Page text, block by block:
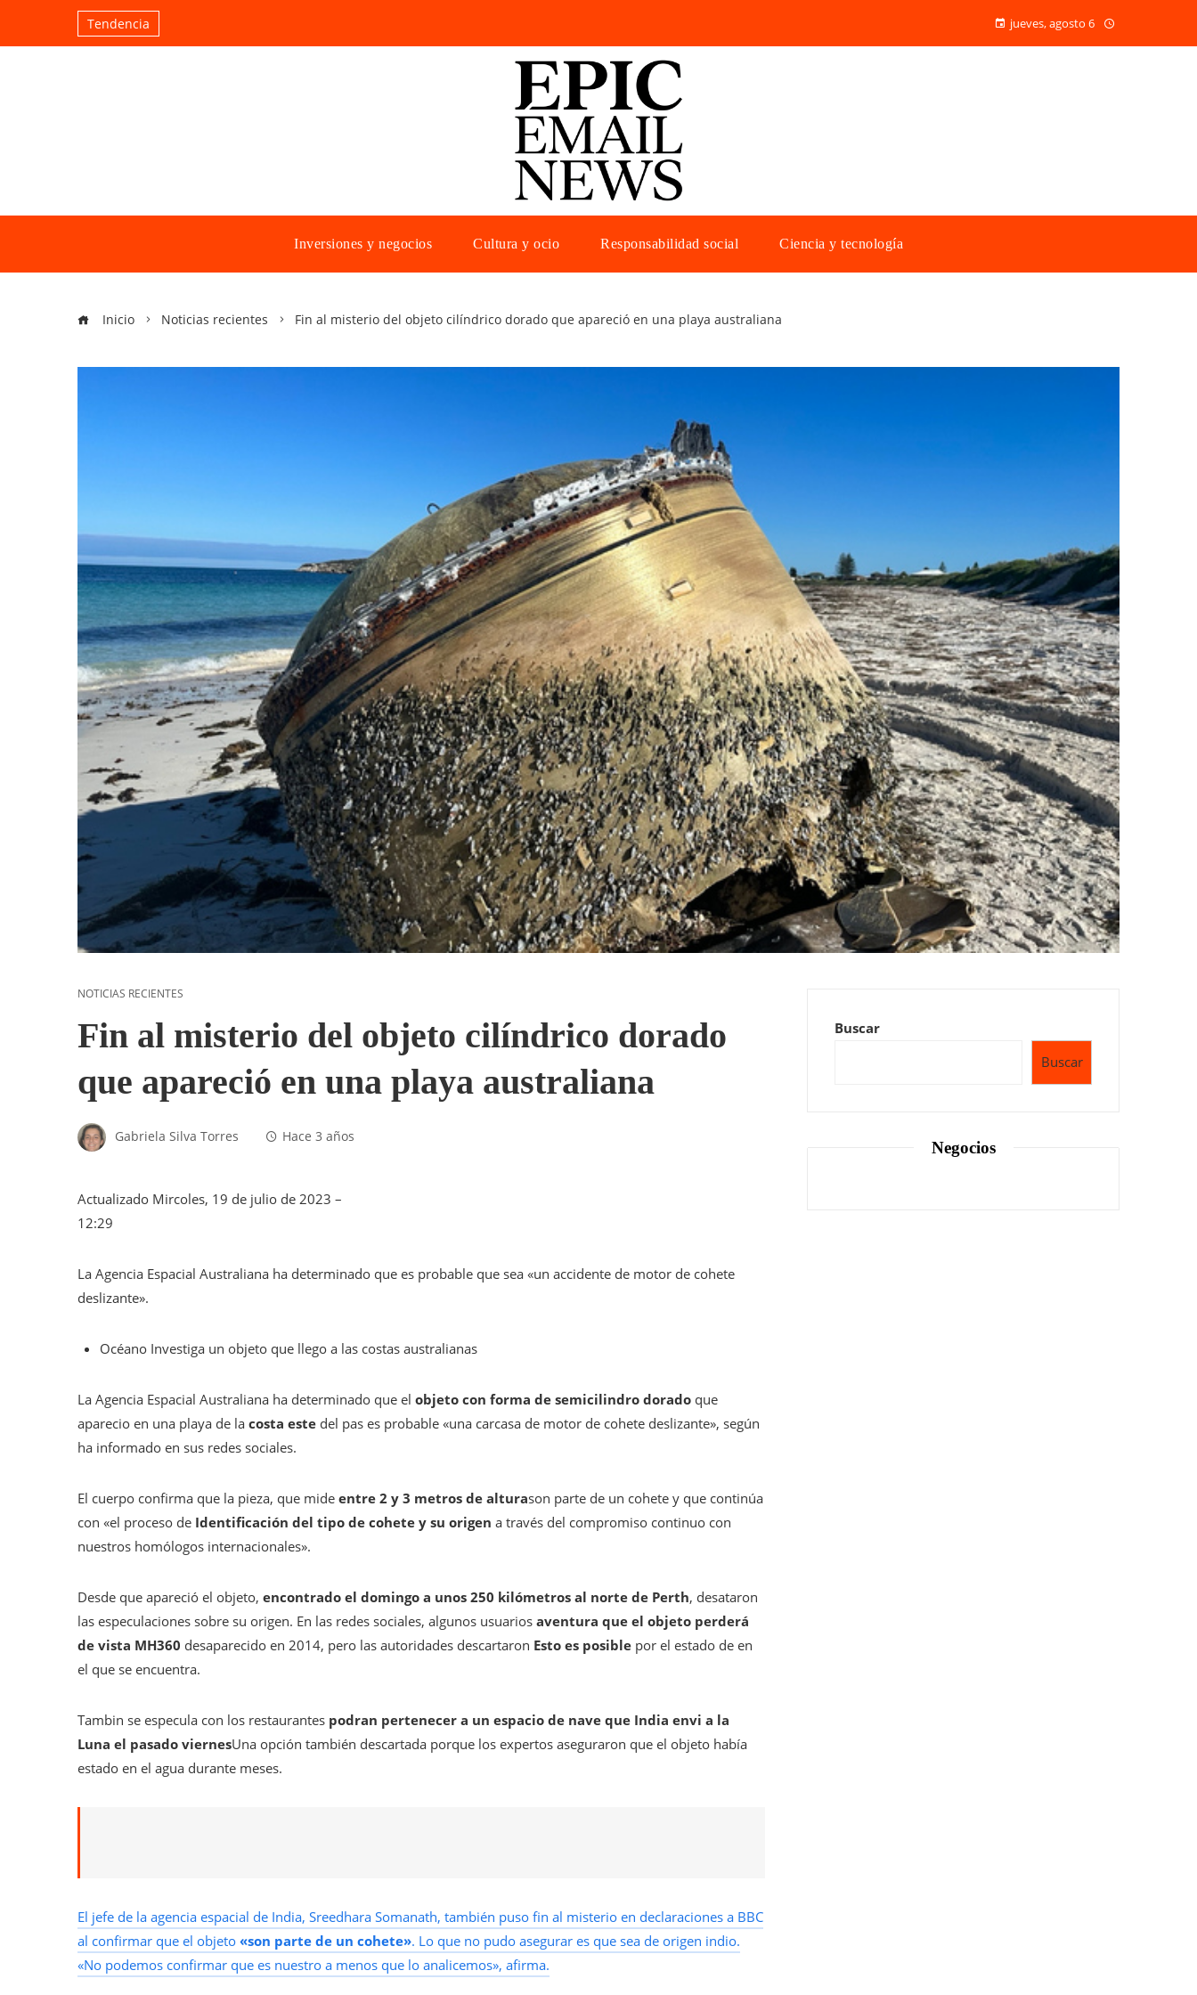
Tendencia jueves, agosto 6
Inversiones y negocios Cultura y ocio Responsabilidad social Ciencia y tecnología
Inicio Noticias recientes Fin al misterio del objeto cilíndrico dorado que apareció en una playa australiana
NOTICIAS RECIENTES
Fin al misterio del objeto cilíndrico dorado
que apareció en una playa australiana
Gabriela Silva Torres Hace 3 años
Actualizado Mircoles, 19 de julio de 2023 –
12:29
La Agencia Espacial Australiana ha determinado que es probable que sea «un accidente de motor de cohete
deslizante».
Océano Investiga un objeto que llego a las costas australianas
La Agencia Espacial Australiana ha determinado que el objeto con forma de semicilindro dorado que
aparecio en una playa de la costa este del pas es probable «una carcasa de motor de cohete deslizante», según
ha informado en sus redes sociales.
El cuerpo confirma que la pieza, que mide entre 2 y 3 metros de alturason parte de un cohete y que continúa
con «el proceso de Identificación del tipo de cohete y su origen a través del compromiso continuo con
nuestros homólogos internacionales».
Desde que apareció el objeto, encontrado el domingo a unos 250 kilómetros al norte de Perth, desataron
las especulaciones sobre su origen. En las redes sociales, algunos usuarios aventura que el objeto perderá
de vista MH360 desaparecido en 2014, pero las autoridades descartaron Esto es posible por el estado de en
el que se encuentra.
Tambin se especula con los restaurantes podran pertenecer a un espacio de nave que India envi a la
Luna el pasado viernesUna opción también descartada porque los expertos aseguraron que el objeto había
estado en el agua durante meses.
El jefe de la agencia espacial de India, Sreedhara Somanath, también puso fin al misterio en declaraciones a BBC
al confirmar que el objeto «son parte de un cohete». Lo que no pudo asegurar es que sea de origen indio.
«No podemos confirmar que es nuestro a menos que lo analicemos», afirma.
Buscar
Buscar
Negocios